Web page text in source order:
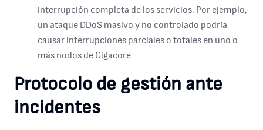
interrupción completa de los servicios. Por ejemplo,
un ataque DDoS masivo y no controlado podría
causar interrupciones parciales o totales en uno o
más nodos de Gigacore.
Protocolo de gestión ante
incidentes